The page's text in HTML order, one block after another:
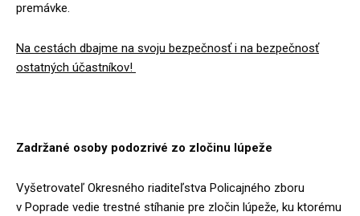
premávke.
Na cestách dbajme na svoju bezpečnosť i na bezpečnosť
ostatných účastníkov!
Zadržané osoby podozrivé zo zločinu lúpeže
Vyšetrovateľ Okresného riaditeľstva Policajného zboru
v Poprade vedie trestné stíhanie pre zločin lúpeže, ku ktorému